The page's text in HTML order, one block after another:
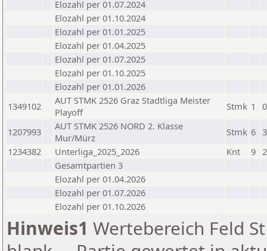
Elozahl per 01.07.2024
Elozahl per 01.10.2024
Elozahl per 01.01.2025
Elozahl per 01.04.2025
Elozahl per 01.07.2025
Elozahl per 01.10.2025
Elozahl per 01.01.2026
1349102
AUT STMK 2526 Graz Stadtliga Meister
Playoff
Stmk 1
1207993
AUT STMK 2526 NORD 2. Klasse
Mur/Mürz
Stmk 6
1234382
Unterliga_2025_2026 Knt 9
Gesamtpartien 3
Elozahl per 01.04.2026
Elozahl per 01.07.2026
Elozahl per 01.10.2026
Hinweis1 Wertebereich Feld